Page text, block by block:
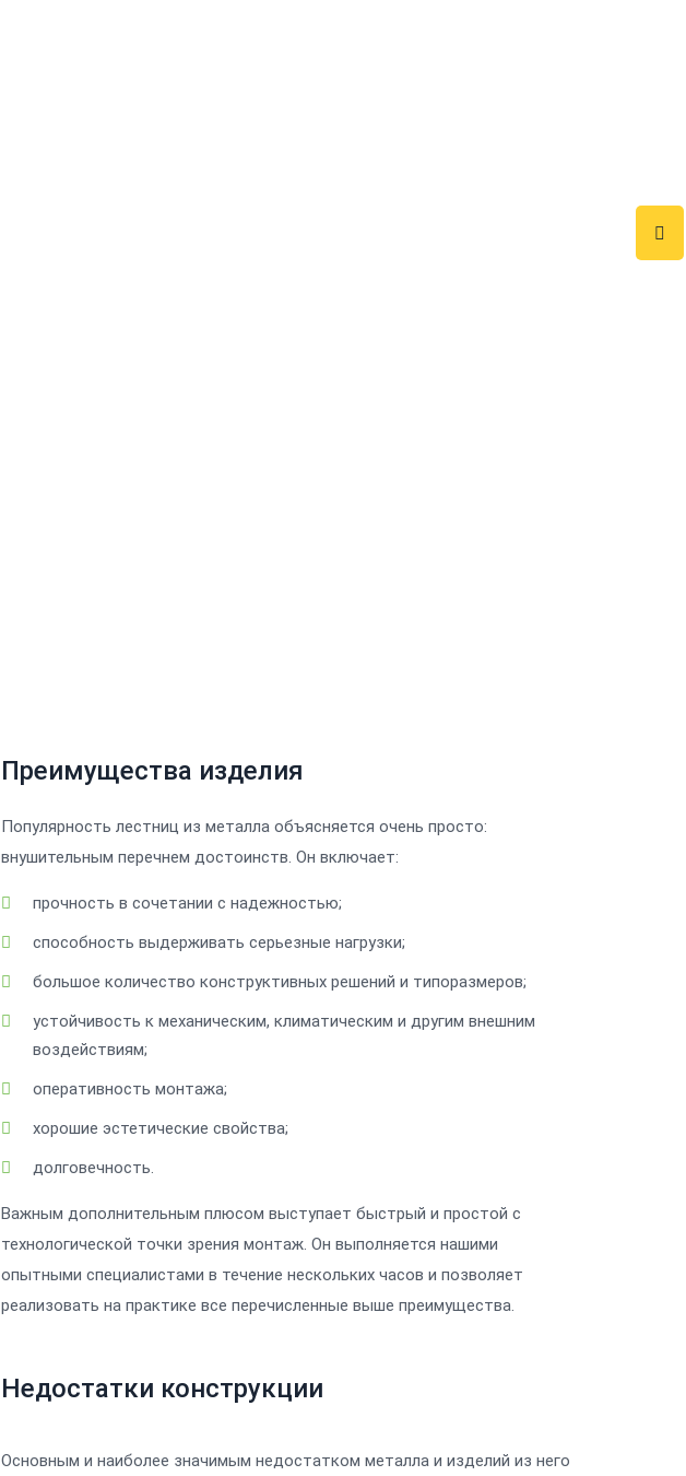
Преимущества изделия
Популярность лестниц из металла объясняется очень просто:
внушительным перечнем достоинств. Он включает:
прочность в сочетании с надежностью;
способность выдерживать серьезные нагрузки;
большое количество конструктивных решений и типоразмеров;
устойчивость к механическим, климатическим и другим внешним
воздействиям;
оперативность монтажа;
хорошие эстетические свойства;
долговечность.
Важным дополнительным плюсом выступает быстрый и простой с
технологической точки зрения монтаж. Он выполняется нашими
опытными специалистами в течение нескольких часов и позволяет
реализовать на практике все перечисленные выше преимущества.
Недостатки конструкции
Основным и наиболее значимым недостатком металла и изделий из него